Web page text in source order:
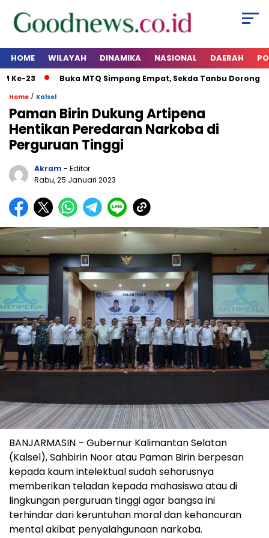
HOME WILAYAH DINAMIKA NASIONAL DAERAH
23 Buka MTQ Simpang Empat, Sekda Tanbu Dorong
Home / Kalsel
Paman Birin Dukung Artipena
Hentikan Peredaran Narkoba di
Perguruan Tinggi
Akram - Editor
Rabu, 25 Januari 2023
BANJARMASIN – Gubernur Kalimantan Selatan
(Kalsel), Sahbirin Noor atau Paman Birin berpesan
kepada kaum intelektual sudah seharusnya
memberikan teladan kepada mahasiswa atau di
lingkungan perguruan tinggi agar bangsa ini
terhindar dari keruntuhan moral dan kehancuran
mental akibat penyalahgunaan narkoba.